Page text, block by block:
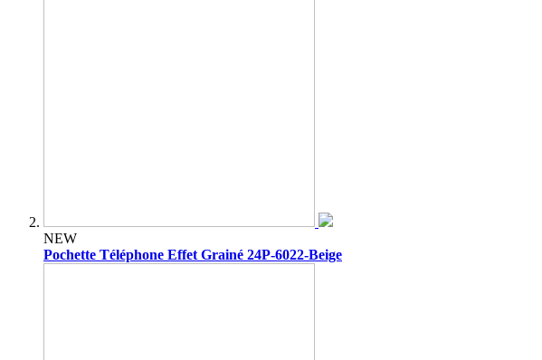
NEW
Pochette Téléphone Effet Grainé 24P-6022-Beige